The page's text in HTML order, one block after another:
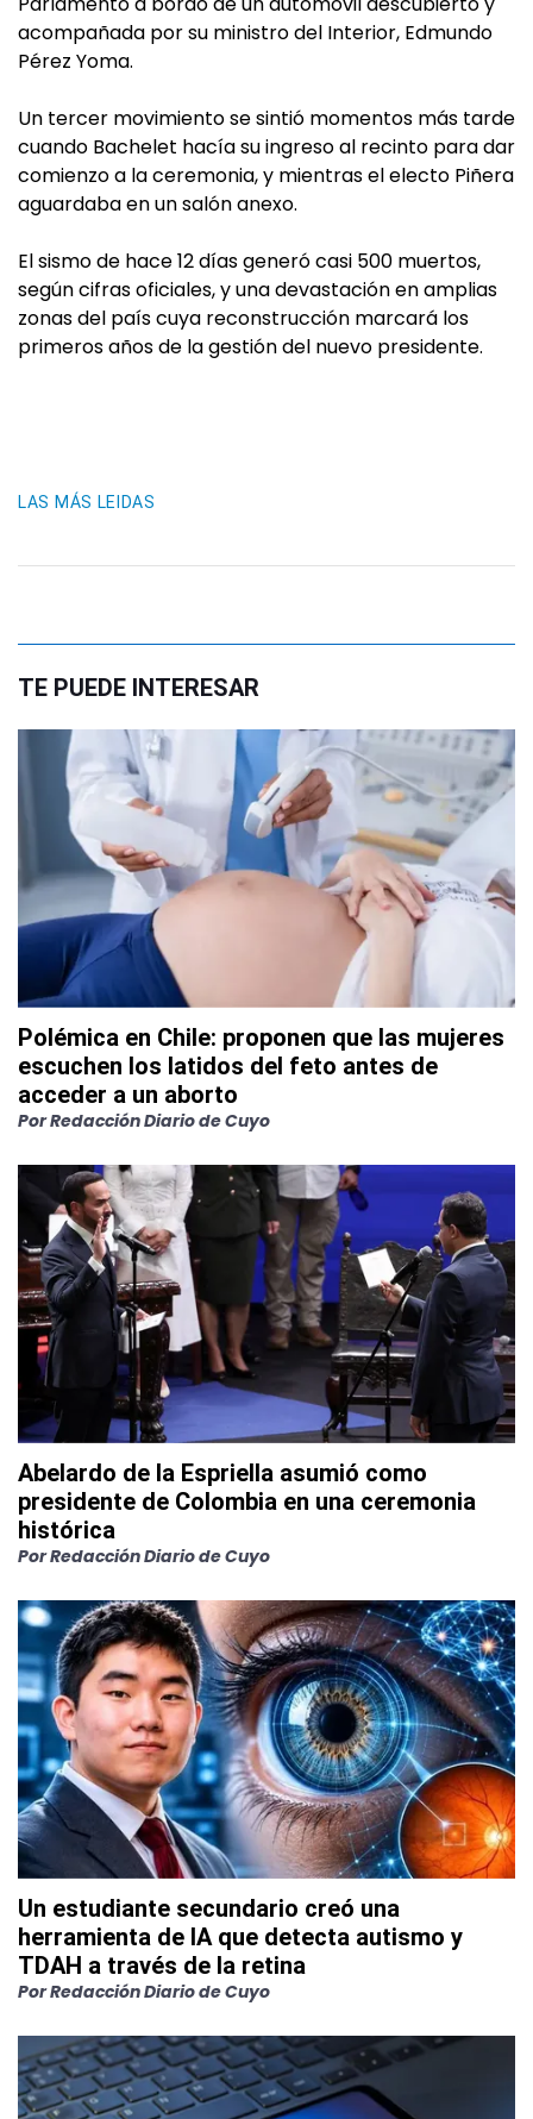
acompañada por su ministro del Interior, Edmundo
Pérez Yoma.
Un tercer movimiento se sintió momentos más tarde
cuando Bachelet hacía su ingreso al recinto para dar
comienzo a la ceremonia, y mientras el electo Piñera
aguardaba en un salón anexo.
El sismo de hace 12 días generó casi 500 muertos,
según cifras oficiales, y una devastación en amplias
zonas del país cuya reconstrucción marcará los
primeros años de la gestión del nuevo presidente.
LAS MÁS LEIDAS
TE PUEDE INTERESAR
Polémica en Chile: proponen que las mujeres
escuchen los latidos del feto antes de
acceder a un aborto
PorRedacción Diario de Cuyo
Abelardo de la Espriella asumió como
presidente de Colombia en una ceremonia
histórica
PorRedacción Diario de Cuyo
Un estudiante secundario creó una
herramienta de IA que detecta autismo y
TDAH a través de la retina
PorRedacción Diario de Cuyo